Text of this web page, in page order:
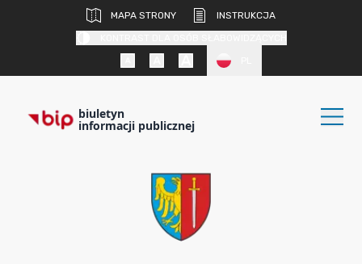
MAPA STRONY
INSTRUKCJA
biuletyn
informacji publicznej